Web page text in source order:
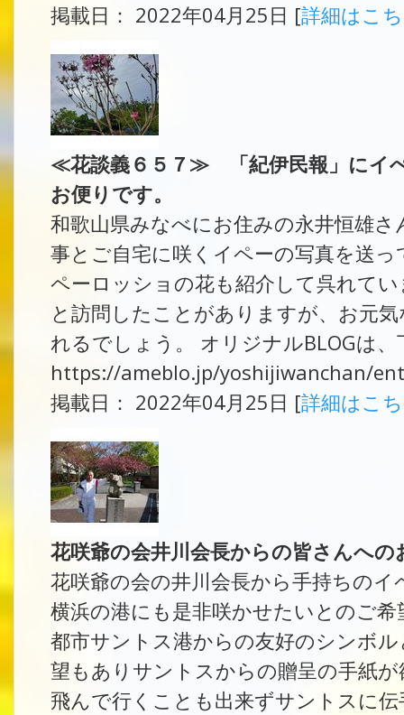
掲載日： 2022年04月25日 [詳細はこ
≪花談義６５７≫ 「紀伊民報」にイ
お便りです。
和歌山県みなべにお住みの永井恒雄
事とご自宅に咲くイペーの写真を送
ペーロッショの花も紹介して呉れて
と訪問したことがありますが、お元
れるでしょう。 オリジナルBLOGは、
https://ameblo.jp/yoshijiwanchan/
掲載日： 2022年04月25日 [詳細はこ
花咲爺の会井川会長からの皆さんへ
花咲爺の会の井川会長から手持ちの
横浜の港にも是非咲かせたいとのご
都市サントス港からの友好のシンボ
望もありサントスからの贈呈の手紙
飛んで行くことも出来ずサントスに